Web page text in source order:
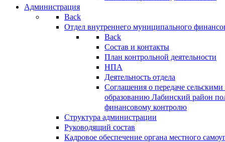
Администрация
Back
Отдел внутреннего муниципального
Back
Состав и контакты
План контрольной деятельности
НПА
Деятельность отдела
Соглашения о передаче
образованию Лабинский район
финансовому контролю
Структура администрации
Руководящий состав
Кадровое обеспечение органа местного